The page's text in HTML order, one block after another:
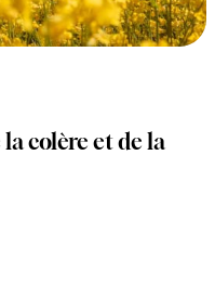
colère et de la